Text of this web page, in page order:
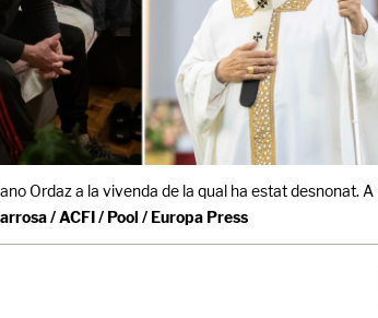
Ordaz a la vivenda de la qual ha estat desnonat.
/ ACFI / Pool / Europa Press